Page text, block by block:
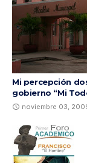
Mi percepción
gobierno “Mi
noviembre 03,